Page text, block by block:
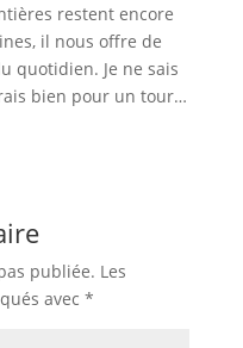
restent encore
il nous offre de
quotidien. Je ne sais
bien pour un tour…
publiée. Les
avec *